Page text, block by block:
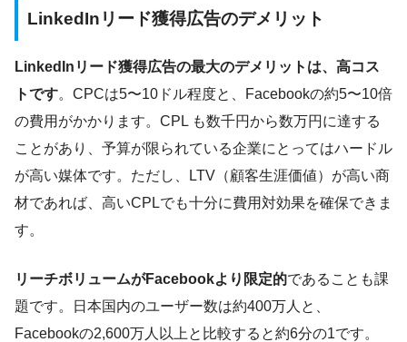
LinkedInリード獲得広告のデメリット
LinkedInリード獲得広告の最大のデメリットは、高コス
トです。CPCは5〜10ドル程度と、Facebookの約5〜10倍
の費用がかかります。CPL も数千円から数万円に達する
ことがあり、予算が限られている企業にとってはハードル
が高い媒体です。ただし、LTV（顧客生涯価値）が高い商
材であれば、高いCPLでも十分に費用対効果を確保できま
す。
リーチボリュームがFacebookより限定的であることも課
題です。日本国内のユーザー数は約400万人と、
Facebookの2,600万人以上と比較すると約6分の1です。